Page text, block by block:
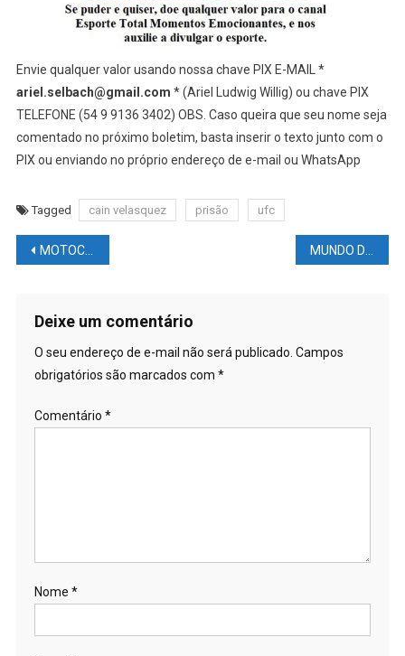
Envie qualquer valor usando nossa chave PIX E-MAIL *
ariel.selbach@gmail.com * (Ariel Ludwig Willig) ou chave PIX
TELEFONE (54 9 9136 3402) OBS. Caso queira que seu nome seja
comentado no próximo boletim, basta inserir o texto junto com o
PIX ou enviando no próprio endereço de e-mail ou WhatsApp
Tagged cain velasquez prisão ufc
Navegação
Post
MOTOCICLISMO NEWS – MOTOGP: Como são as #REGRAS com os #MOTORES nas equipes?
Deixe um comentário
O seu endereço de e-mail não será publicado. Campos
obrigatórios são marcados com *
Comentário *
Nome *